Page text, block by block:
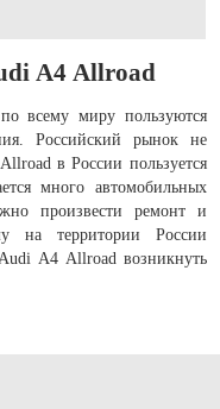
А4 Allroad
всему миру пользуются
Российский рынок не
в России пользуется
много автомобильных
произвести ремонт и
на территории России
А4 Allroad возникнуть